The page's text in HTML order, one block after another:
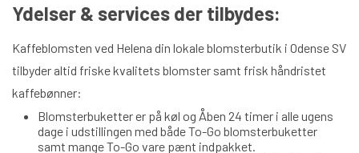
Ydelser & services der tilbydes:
Kaffeblomsten ved Helena din lokale blomsterbutik i Odense SV
tilbyder altid friske kvalitets blomster samt frisk håndristet
kaffebønner:
Blomsterbuketter er på køl og Åben 24 timer i alle ugens
dage i udstillingen med både To-Go blomsterbuketter
samt mange To-Go vare pænt indpakket.